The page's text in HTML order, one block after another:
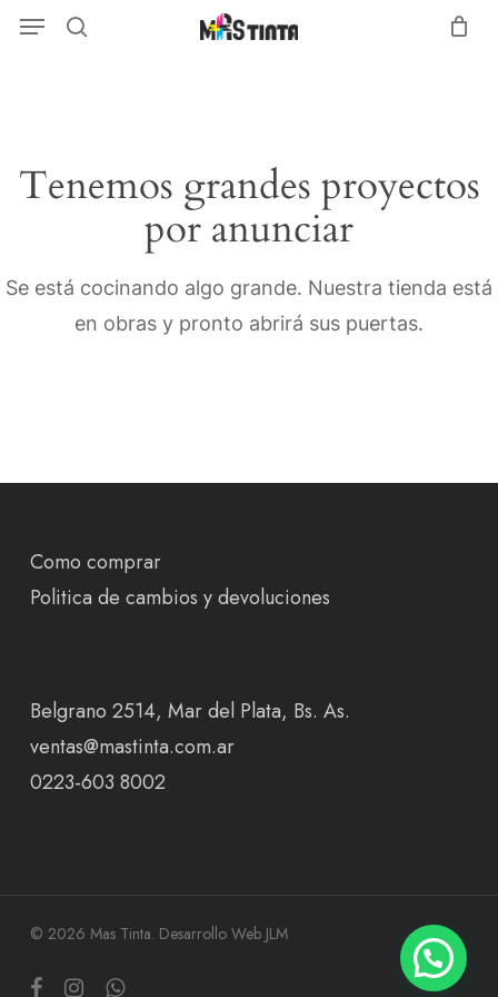
SkipMenu
Tenemos grandes proyectos
por anunciar
Se está cocinando algo grande. Nuestra tienda está
en obras y pronto abrirá sus puertas.
Como comprar
Politica de cambios y devoluciones
Belgrano 2514, Mar del Plata, Bs. As.
ventas@mastinta.com.ar
0223-603 8002
© 2026 Mas Tinta. Desarrollo Web JLM
facebookinstagramwhatsapp
Menu